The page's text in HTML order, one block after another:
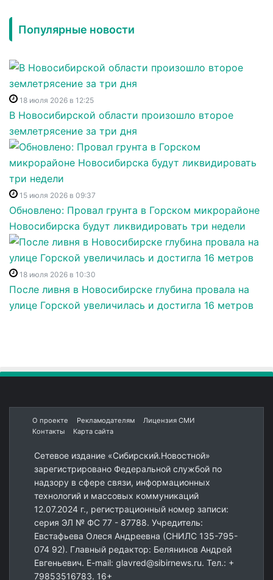
Популярные новости
18 июля 2026 в 12:25
В Новосибирской области произошло второе
землетрясение за три дня
15 июля 2026 в 09:37
Обновлено: Провал грунта в Горском микрорайоне
Новосибирска будут ликвидировать три недели
18 июля 2026 в 10:30
После ливня в Новосибирске глубина провала на
улице Горской увеличилась и достигла 16 метров
О проекте Рекламодателям
Лицензия СМИ
Контакты
Карта сайта
Сетевое издание «Сибирский.Новостной»
зарегистрировано Федеральной службой по
надзору в сфере связи, информационных
технологий и массовых коммуникаций
12.07.2024 г., регистрационный номер записи:
серия ЭЛ № ФС 77 - 87788. Учредитель:
Евстафьева Олеся Андреевна (СНИЛС 135-795-
074 92). Главный редактор: Белянинов Андрей
Евгеньевич. E-mail: glavred@sibirnews.ru. Тел.: +
79853516783. 16+